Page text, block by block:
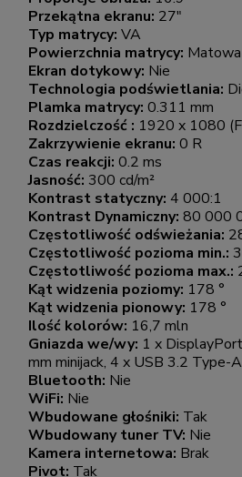
Przekątna ekranu: 27"
Typ matrycy: VA
Powierzchnia matrycy: Matowa
Ekran dotykowy: Nie
Technologia podświetlania:
Plamka matrycy: 0.311 mm
Rozdzielczość : 1920 x 1080
Zakrzywienie ekranu: 0 R
Czas reakcji: 0.2 ms
Jasność: 300 cd/m²
Kontrast statyczny: 4 000:1
Kontrast Dynamiczny: 80 000
Częstotliwość odświeżania:
Częstotliwość pozioma min.:
Częstotliwość pozioma max.:
Kąt widzenia poziomy: 178 °
Kąt widzenia pionowy: 178 °
Ilość kolorów: 16,7 mln
Gniazda we/wy: 1 x
mm minijack, 4 x USB 3.2 Type-
Bluetooth: Nie
WiFi: Nie
Wbudowane głośniki: Tak
Wbudowany tuner TV: Nie
Kamera internetowa: Brak
Pivot: Tak